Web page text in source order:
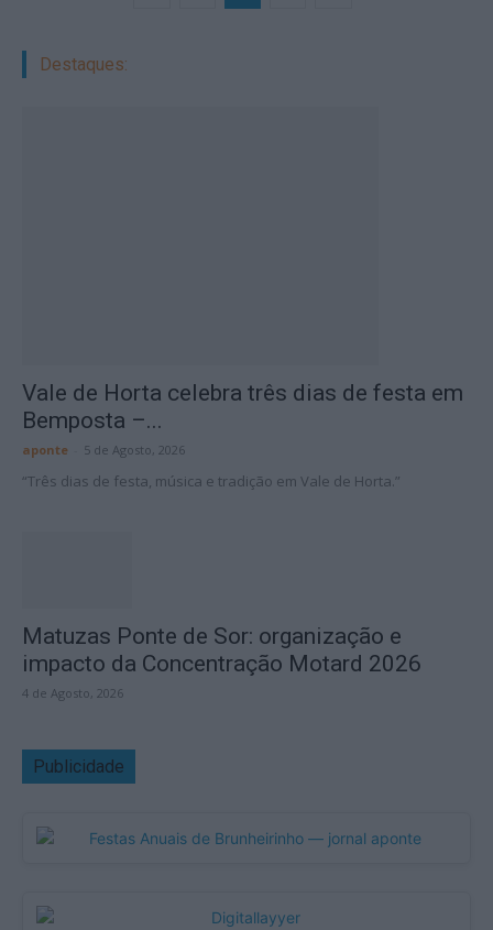
Destaques:
Vale de Horta celebra três dias de festa em
Bemposta –...
aponte 5 de Agosto, 2026
“Três dias de festa, música e tradição em Vale de Horta.”
Matuzas Ponte de Sor: organização e
impacto da Concentração Motard 2026
4 de Agosto, 2026
Publicidade